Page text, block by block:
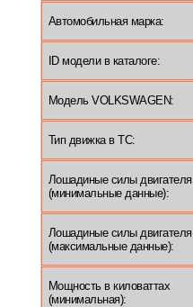
Автомобильная марка:
ID модели в каталоге:
Модель VOLKSWAGEN:
Тип движка в ТС:
Лошадиные силы двигателя
(минимальные данные):
Лошадиные силы двигателя
(максимальные данные):
Мощность в киловаттах
(минимальная):